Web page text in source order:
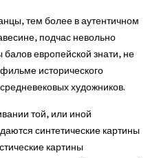
тем более в аутентичном
подчас невольно
европейской знати, не
исторического
художников.
той, или иной
синтетические картины
картины